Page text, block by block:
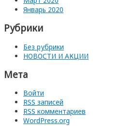
Январь 2020
Рубрики
Без рубрики
НОВОСТИ И АКЦИИ
Мета
Войти
RSS записей
RSS комментариев
WordPress.org